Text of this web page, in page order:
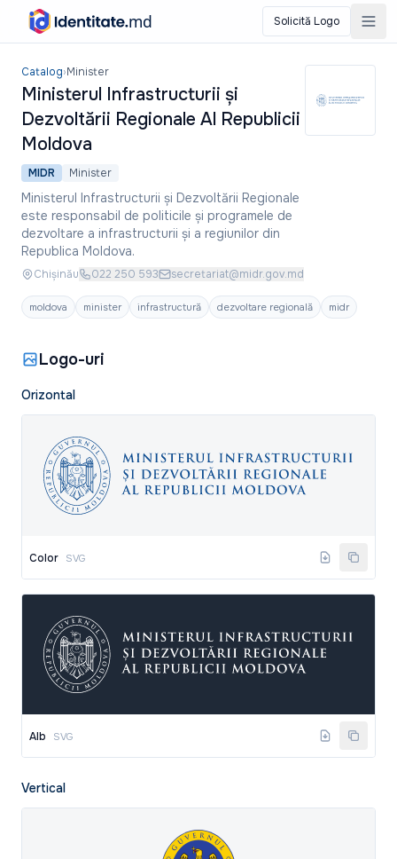
Solicită Logo
Catalog›Minister
Ministerul Infrastructurii și
Dezvoltării Regionale Al Republicii
Moldova
MIDR Minister
Ministerul Infrastructurii și Dezvoltării Regionale
este responsabil de politicile și programele de
dezvoltare a infrastructurii și a regiunilor din
Republica Moldova.
Chișinău 022 250 593 secretariat@midr.gov.md
moldova minister infrastructură dezvoltare regională midr
Logo-uri
Orizontal
Color SVG
Alb SVG
Vertical